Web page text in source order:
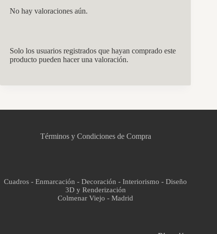
No hay valoraciones aún.
Solo los usuarios registrados que hayan comprado este
producto pueden hacer una valoración.
Términos y Condiciones de Compra
Cuadros - Enmarcación - Decoración - Interiorismo - Diseño
3D y Renderización
Colmenar Viejo - Madrid
Asistente virtual · En línea